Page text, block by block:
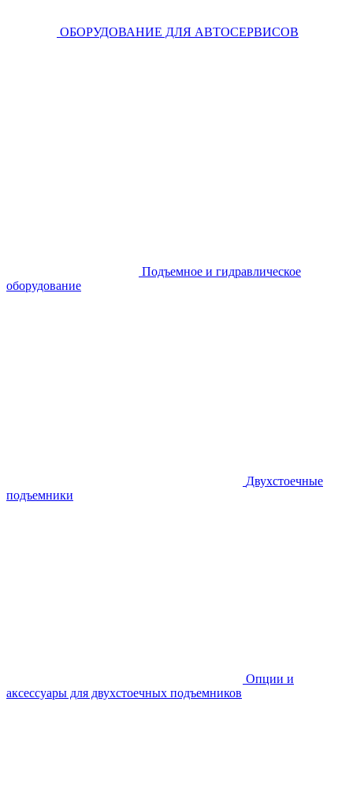
ОБОРУДОВАНИЕ ДЛЯ АВТОСЕРВИСОВ
Подъемное и гидравлическое
оборудование
Двухстоечные
подъемники
Опции и
аксессуары для двухстоечных подъемников